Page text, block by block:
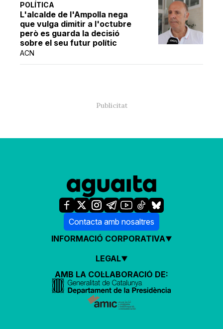
POLÍTICA
L'alcalde de l'Ampolla nega
que vulga dimitir a l'octubre
però es guarda la decisió
sobre el seu futur polític
ACN
Contacta amb nosaltres
INFORMACIÓ CORPORATIVA
LEGAL
AMB LA COL·LABORACIÓ DE: